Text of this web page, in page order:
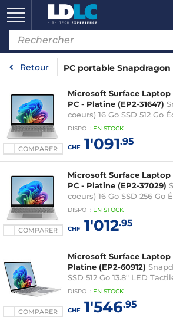
Retour PC portable Snapdragon
COMPARER
Microsoft Surface Laptop
PC - Platine (EP2-31647)
coeurs) 16 Go SSD 512 Go
Tactile Wi-Fi 7/Bluetooth
DISPO : EN STOCK
CHF1'091.95
COMPARER
Microsoft Surface Laptop
PC - Platine (EP2-37029)
coeurs) 16 Go SSD 256 Go
Tactile Wi-Fi 7/Bluetooth
DISPO : EN STOCK
CHF1'012.95
COMPARER
Microsoft Surface Laptop
Platine (EP2-60912)
SSD 512 Go 13.8" LED
Webcam Windows 11
DISPO : EN STOCK
CHF1'546.95